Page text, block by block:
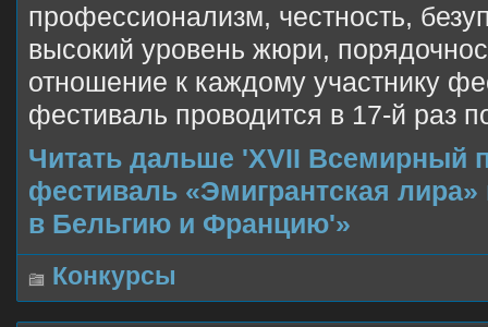
профессионализм, честность,
высокий уровень жюри,
отношение к каждому участнику
фестиваль проводится в 17-й раз
Читать дальше 'XVII Всемирный
фестиваль «Эмигрантская лира»
в Бельгию и Францию'»
Конкурсы